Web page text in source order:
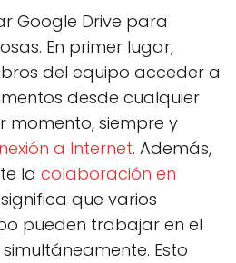
Google Drive para
En primer lugar,
del equipo acceder a
desde cualquier
momento, siempre y
a Internet. Además,
la colaboración en
que varios
pueden trabajar en el
Esto